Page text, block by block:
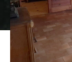
Budget
Surface
Surface